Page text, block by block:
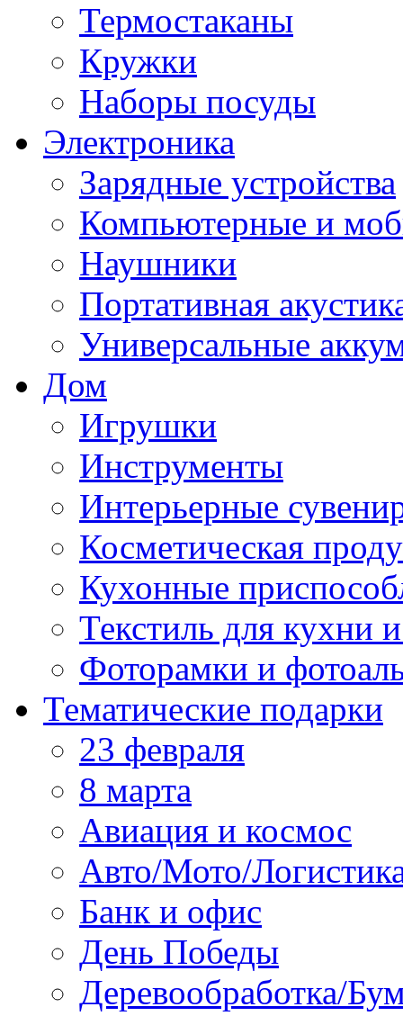
Термостаканы
Кружки
Наборы посуды
Электроника
Зарядные устройства
Компьютерные и
Наушники
Портативная
Универсальные
Дом
Игрушки
Инструменты
Интерьерные
Косметическая
Кухонные
Текстиль для кухни
Фоторамки и
Тематические подарки
23 февраля
8 марта
Авиация и космос
Авто/Мото/
Банк и офис
День Победы
Деревообработка/